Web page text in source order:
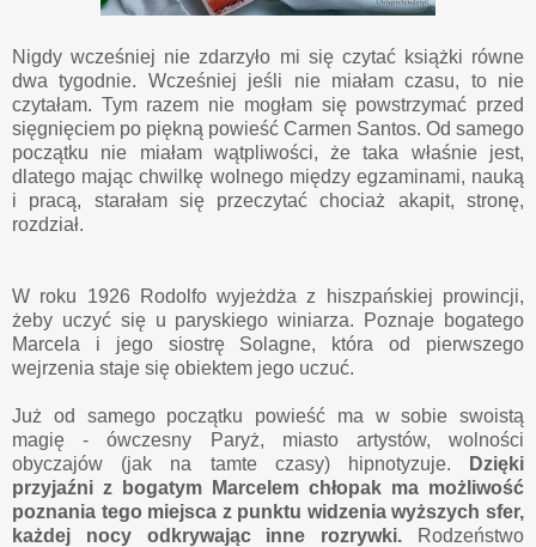
Nigdy wcześniej nie zdarzyło mi się czytać książki równe
dwa tygodnie. Wcześniej jeśli nie miałam czasu, to nie
czytałam. Tym razem nie mogłam się powstrzymać przed
sięgnięciem po piękną powieść Carmen Santos. Od samego
początku nie miałam wątpliwości, że taka właśnie jest,
dlatego mając chwilkę wolnego między egzaminami, nauką
i pracą, starałam się przeczytać chociaż akapit, stronę,
rozdział.
W roku 1926 Rodolfo wyjeżdża z hiszpańskiej prowincji,
żeby uczyć się u paryskiego winiarza. Poznaje bogatego
Marcela i jego siostrę Solagne, która od pierwszego
wejrzenia staje się obiektem jego uczuć.
Już od samego początku powieść ma w sobie swoistą
magię - ówczesny Paryż, miasto artystów, wolności
obyczajów (jak na tamte czasy) hipnotyzuje.
Dzięki
przyjaźni z bogatym Marcelem chłopak ma możliwość
poznania tego miejsca z punktu widzenia wyższych sfer,
każdej nocy odkrywając inne rozrywki. Rodzeństwo